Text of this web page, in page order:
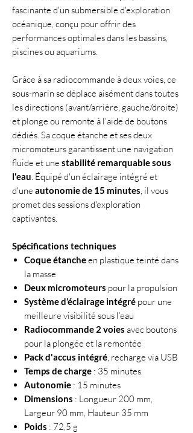
fascinante d'un submersible d'exploration
océanique, conçu pour offrir des
performances optimales dans les bassins,
piscines ou aquariums.
Grâce à sa radiocommande à deux voies, ce
sous-marin se déplace aisément dans toutes
les directions (avant/arrière, gauche/droite)
et plonge ou remonte à l'aide de boutons
dédiés. Sa coque étanche et ses deux
micromoteurs garantissent une navigation
fluide et une stabilité remarquable sous
l'eau . Équipé d'un éclairage intégré et
d'une autonomie de 15 minutes , il vous
promet des sessions d'exploration
captivantes.
Spécifications techniques
Coque étancheen plastique teinté dans
la masse
Deux micromoteurs pour la propulsion
Système d’éclairage intégré pour une
meilleure visibilité sous l’eau
Radiocommande 2 voies avec boutons
pour la plongée et la remontée
Pack d'accus intégré , recharge via USB
Temps de charge : 35 minutes
Autonomie : 15 minutes
Dimensions : Longueur 200 mm,
Largeur 90 mm, Hauteur 35 mm
Poids : 72,5 g